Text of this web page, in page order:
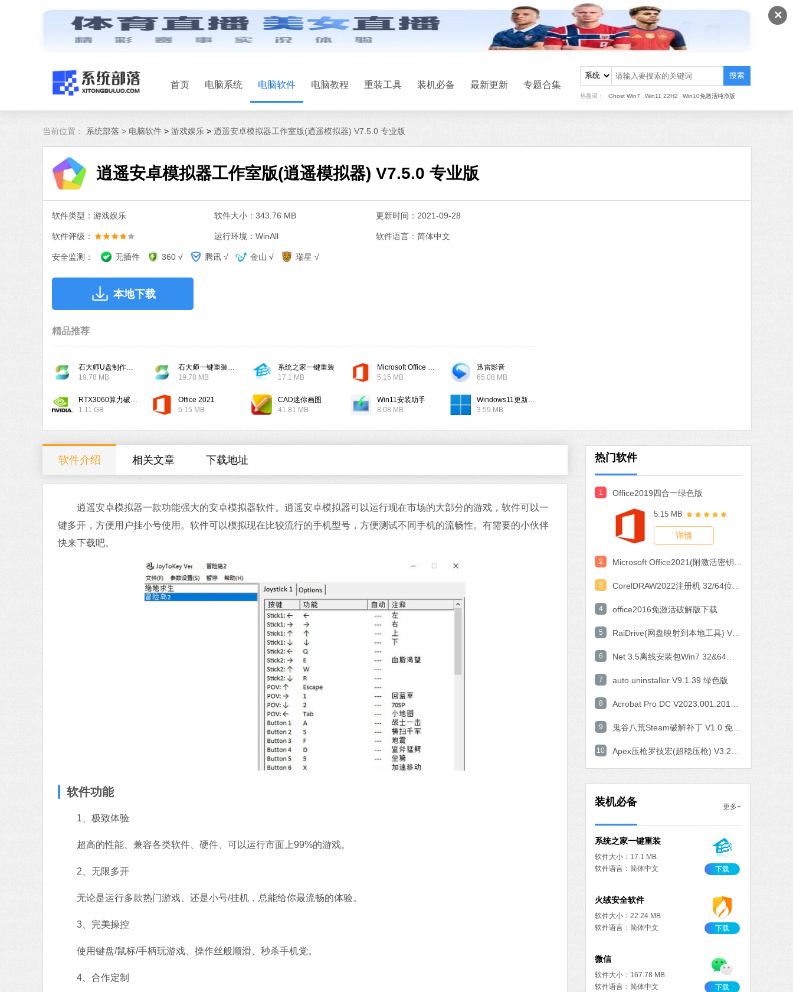
✕
首页 电脑系统 电脑软件 电脑教程 重装工具 装机必备 最新更新 专题合集
搜索
热搜词： Ghost Win7 Win11 22H2 Win10免激活纯净版
当前位置： 系统部落 > 电脑软件 > 游戏娱乐 > 逍遥安卓模拟器工作室版(逍遥模拟器) V7.5.0 专业版
逍遥安卓模拟器工作室版(逍遥模拟器) V7.5.0 专业版
软件类型：游戏娱乐 软件大小：343.76 MB 更新时间：2021-09-28
软件评级： 运行环境：WinAll 软件语言：简体中文
安全监测： 无插件 360 √ 腾讯 √ 金山 √ 瑞星 √
本地下载
精品推荐
19.78 MB
19.78 MB
系统之家一键重装
17.1 MB
5.15 MB
迅雷影音
65.08 MB
1.11 GB
Office 2021
5.15 MB
CAD迷你画图
41.81 MB
Win11安装助手
8.08 MB
3.59 MB
软件介绍 相关文章 下载地址
逍遥安卓模拟器一款功能强大的安卓模拟器软件。逍遥安卓模拟器可以运行现在市场的大部分的游戏，软件可以一
键多开，方便用户挂小号使用。软件可以模拟现在比较流行的手机型号，方便测试不同手机的流畅性。有需要的小伙伴
快来下载吧。
软件功能
1、极致体验
超高的性能、兼容各类软件、硬件、可以运行市面上99%的游戏。
2、无限多开
无论是运行多款热门游戏、还是小号/挂机，总能给你最流畅的体验。
3、完美操控
使用键盘/鼠标/手柄玩游戏、操作丝般顺滑、秒杀手机党。
4、合作定制
热门软件
1 Office2019四合一绿色版
5.15 MB
详情
2
3
4 office2016免激活破解版下载
5
6
7 auto uninstaller V9.1.39 绿色版
8
9
10
装机必备 更多+
微信
软件语言：简体中文
软件大小：97.74 MB
Office 2021
软件大小：5.15 MB
软件语言：简体中文
石大师一键重装系统
软件语言：简体中文
腾讯视频
软件语言：简体中文
下载
系统之家一键重装
软件大小：17.1 MB
软件语言：简体中文
下载
火绒安全软件
软件大小：22.24 MB
软件语言：简体中文
下载
微信
软件大小：167.78 MB
软件语言：简体中文
下载